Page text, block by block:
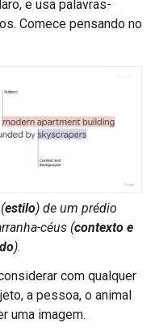
e usa palavras-
Comece pensando no
(estilo) de um prédio
céus (contexto e
).
com qualquer
a pessoa, o animal
uma imagem.